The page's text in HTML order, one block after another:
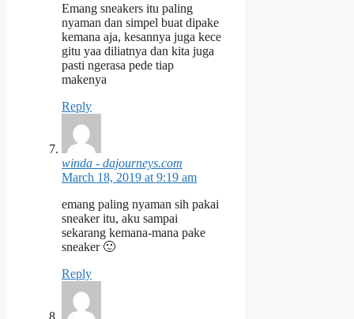
Emang sneakers itu paling
nyaman dan simpel buat dipake
kemana aja, kesannya juga kece
gitu yaa diliatnya dan kita juga
pasti ngerasa pede tiap
makenya
Reply
winda - dajourneys.com
March 18, 2019 at 9:19 am
emang paling nyaman sih pakai
sneaker itu, aku sampai
sekarang kemana-mana pake
sneaker 🙂
Reply